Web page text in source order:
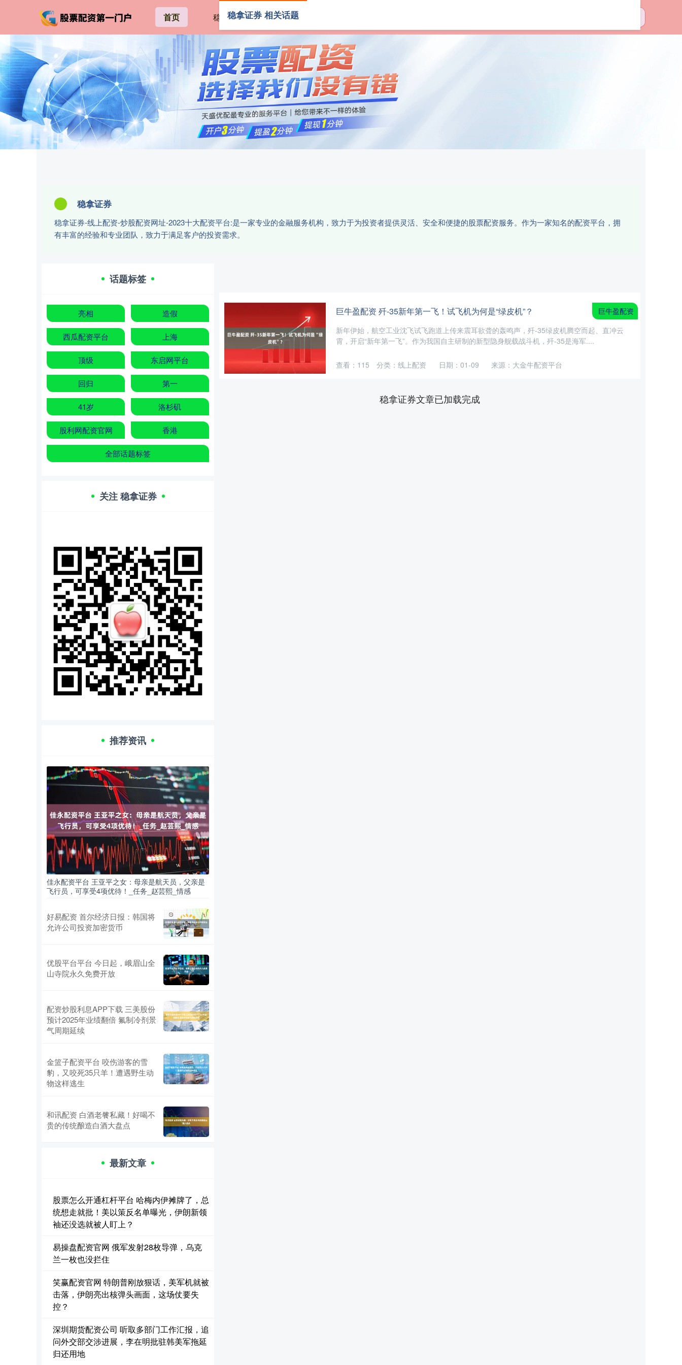
首页 稳拿证券 线上配资
稳拿证券
稳拿证券-线上配资-炒股配资网址-2023十大配资平台:是一家专业的金融服务机构，致力于为投资者提供灵活、安全和便捷的股票配资服务。作为一家知名的配资平台，拥
有丰富的经验和专业团队，致力于满足客户的投资需求。
稳拿证券 相关话题
巨牛盈配资 歼-35新年第一飞！试飞机为何是“绿皮机”？
新年伊始，航空工业沈飞试飞跑道上传来震耳欲聋的轰鸣声，歼-35绿皮机腾空而起、直冲云
霄，开启“新年第一飞”。作为我国自主研制的新型隐身舰载战斗机，歼-35是海军....
巨牛盈配资
日期：01-09 来源：大金牛配资平台
查看： 115 分类： 线上配资
稳拿证券文章已加载完成
话题标签
亮相 造假
西瓜配资平台 上海
顶级 东启网平台
回归 第一
41岁 洛杉矶
股利网配资官网 香港
全部话题标签
关注 稳拿证券
推荐资讯
佳永配资平台 王亚平之女：母亲是航天员，父亲是
飞行员，可享受4项优待！_任务_赵芸熙_情感
好易配资 首尔经济日报：韩国将
允许公司投资加密货币
优股平台平台 今日起，峨眉山全
山寺院永久免费开放
配资炒股利息APP下载 三美股份
预计2025年业绩翻倍 氟制冷剂景
气周期延续
金篮子配资平台 咬伤游客的雪
豹，又咬死35只羊！遭遇野生动
物这样逃生
和讯配资 白酒老餮私藏！好喝不
贵的传统酿造白酒大盘点
最新文章
股票怎么开通杠杆平台 哈梅内伊摊牌了，总
统想走就批！美以策反名单曝光，伊朗新领
袖还没选就被人盯上？
易操盘配资官网 俄军发射28枚导弹，乌克
兰一枚也没拦住
笑赢配资官网 特朗普刚放狠话，美军机就被
击落，伊朗亮出核弹头画面，这场仗要失
控？
深圳期货配资公司 听取多部门工作汇报，追
问外交部交涉进展，李在明批驻韩美军拖延
归还用地